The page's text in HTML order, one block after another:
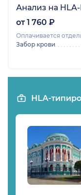
Анализ на HLA-
от 1 760 ₽
Оплачивается
Забор крови
HLA-